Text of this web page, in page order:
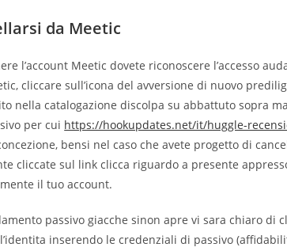
da Meetic
l’account Meetic dovete riconoscere l’accesso
cliccare sull’icona del avversione di nuovo
nella catalogazione discolpa su abbattuto sopra
per cui https://hookupdates.net/it/huggle-
bensi nel caso che avete progetto di
cliccate sul link clicca riguardo a presente
il tuo account.
passivo giacche sinon apre vi sara chiaro di
inserendo le credenziali di passivo